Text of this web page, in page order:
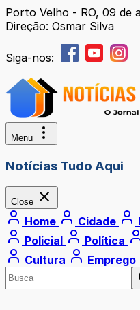
Porto Velho - RO, 09 de
Direção: Osmar Silva
Siga-nos:
Menu
Notícias Tudo Aqui
Close
Home Cidade
Policial
Política
Cultura
Emprego